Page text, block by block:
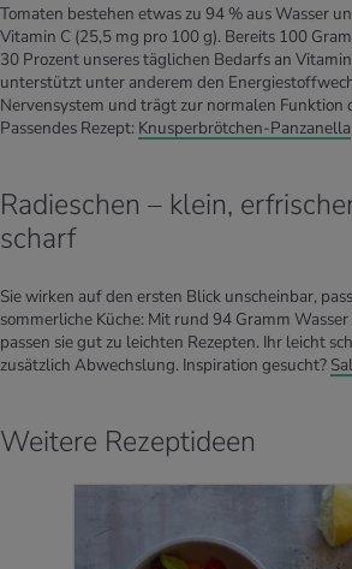
Tomaten bestehen etwas zu 94 % aus Wasser
Vitamin C (25,5 mg pro 100 g). Bereits 100
30 Prozent unseres täglichen Bedarfs an
unterstützt unter anderem den
Nervensystem und trägt zur normalen Funktion
Passendes Rezept: Knusperbrötchen-Panzanella
Radieschen – klein,
scharf
Sie wirken auf den ersten Blick unscheinbar,
sommerliche Küche: Mit rund 94 Gramm
passen sie gut zu leichten Rezepten. Ihr leicht
zusätzlich Abwechslung. Inspiration gesucht?
Weitere Rezeptideen